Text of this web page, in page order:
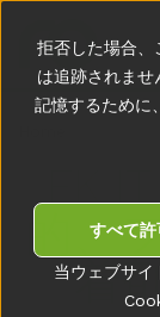
当ウェブサイ
拒否した場合、
は追跡されま
記憶するために
すべて許
t
r
s
E
s
h
)
FK
的、
着